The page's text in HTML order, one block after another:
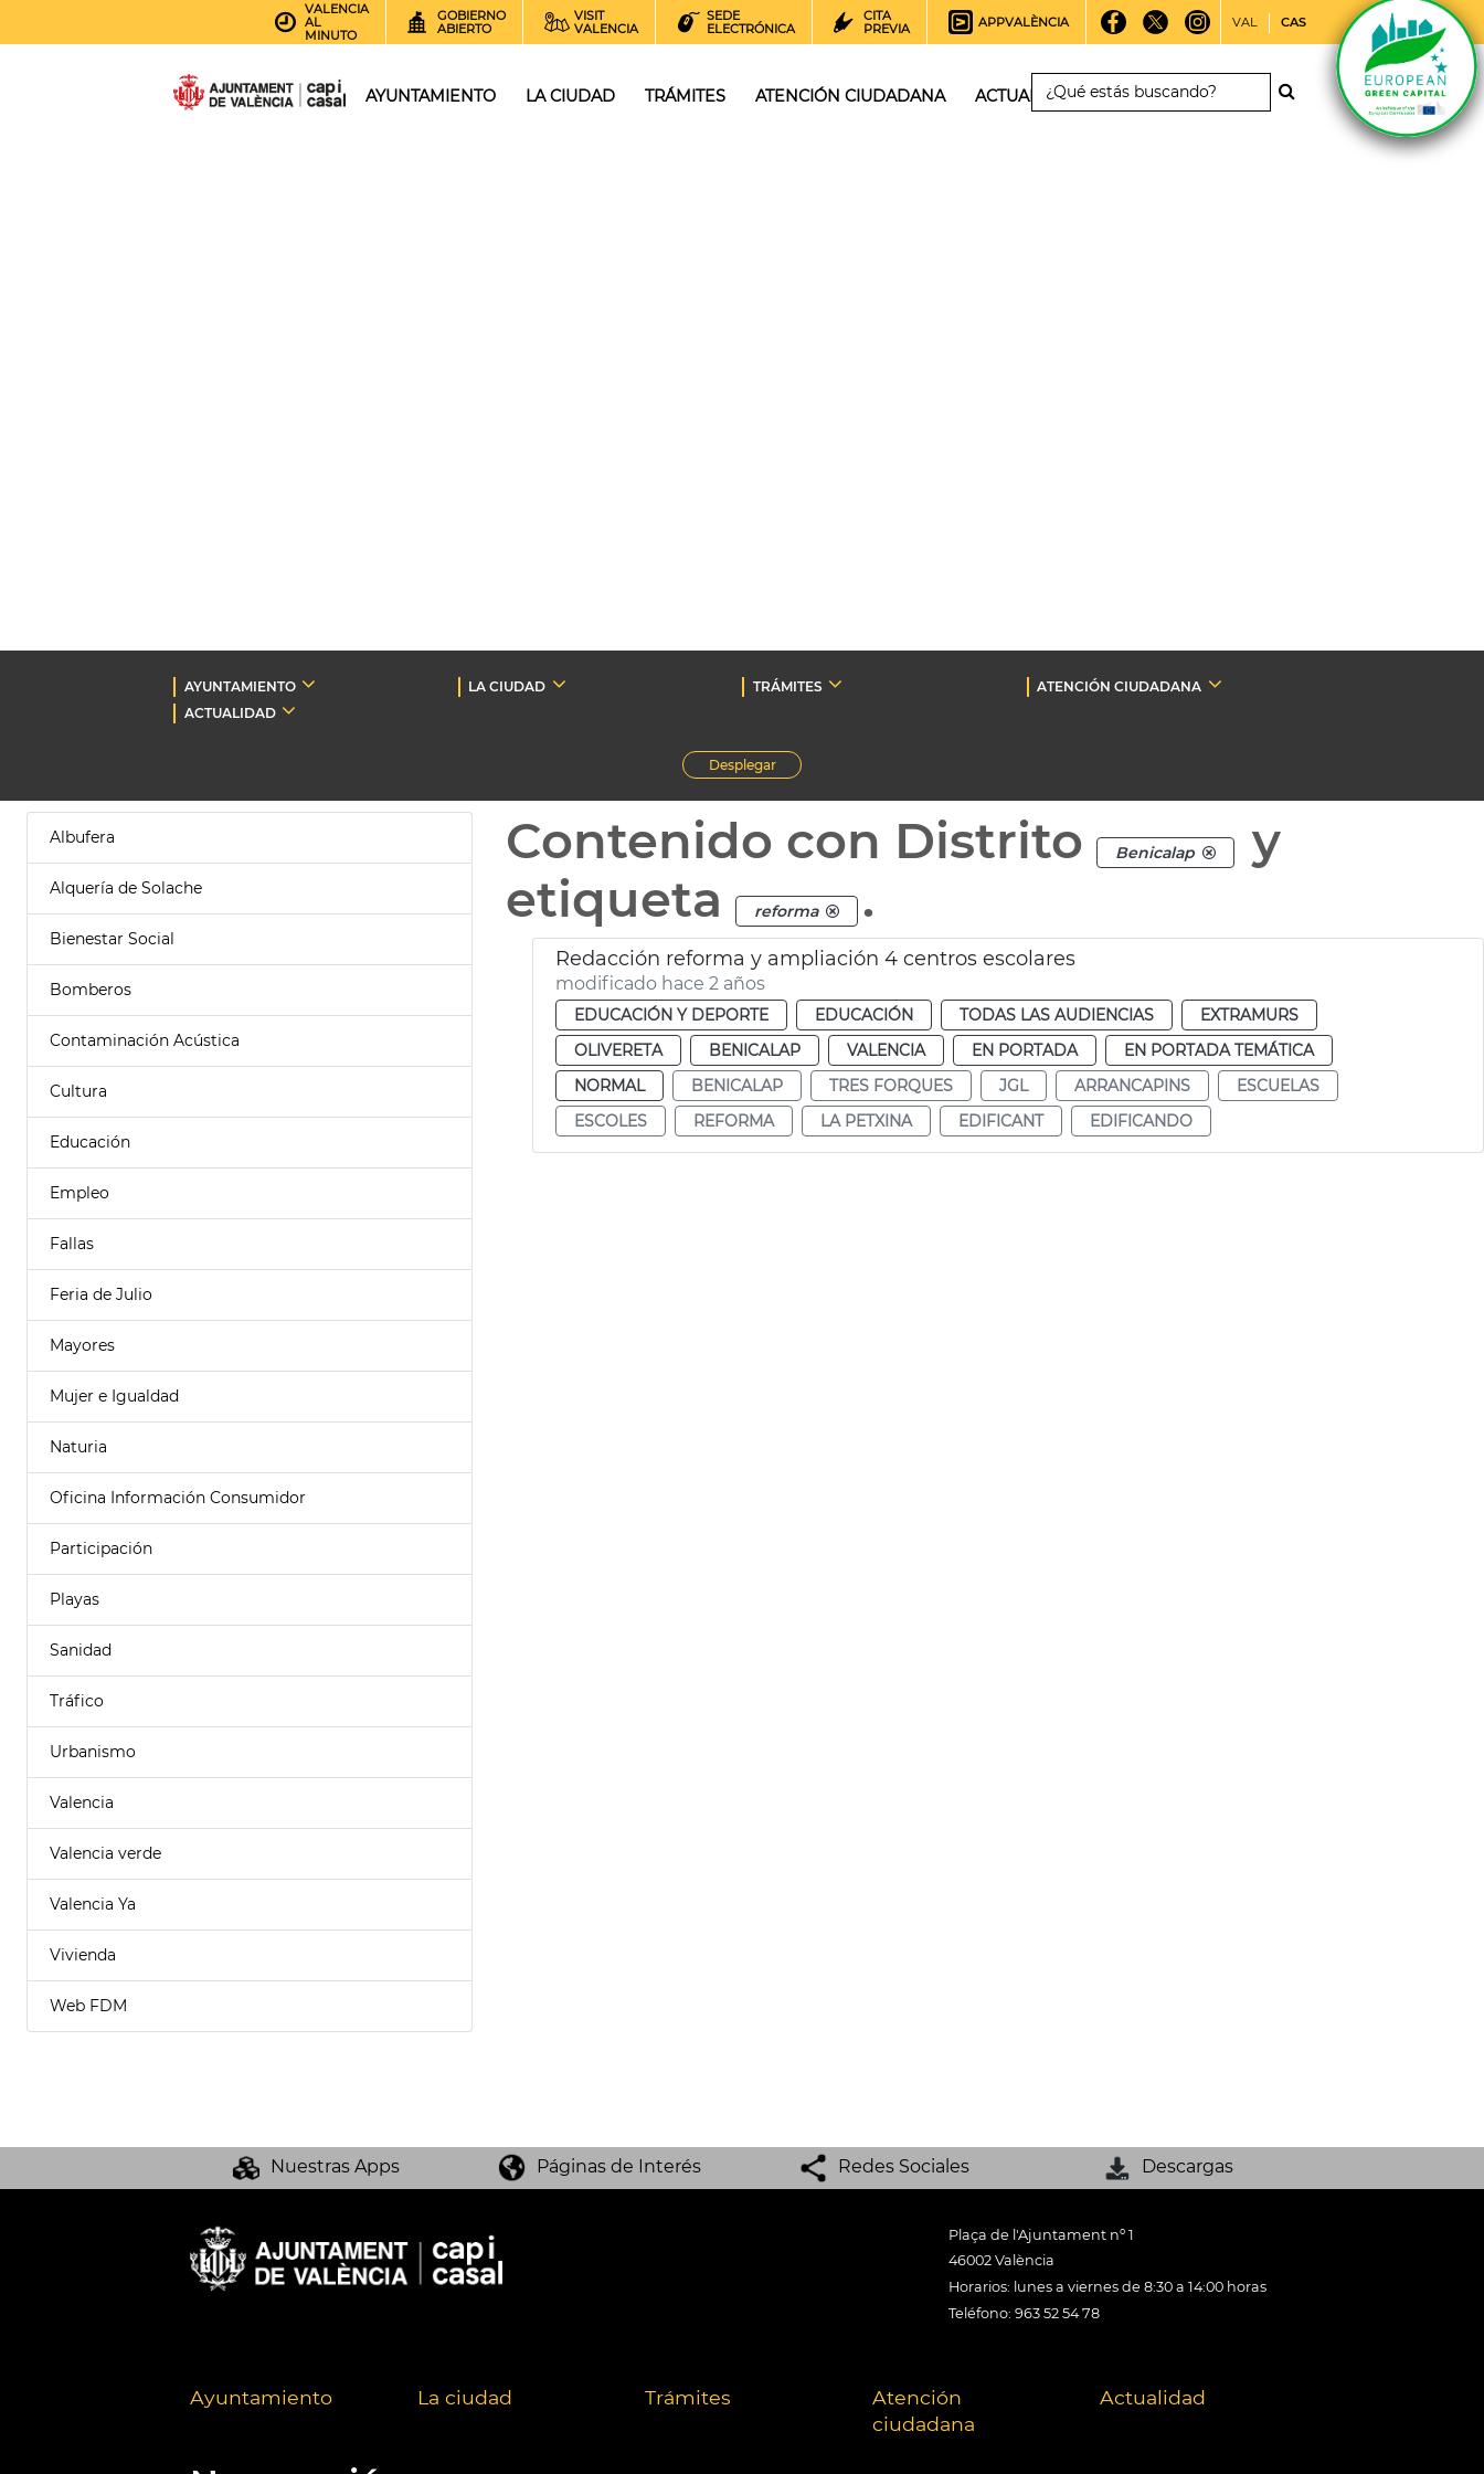
VALENCIA
AL
MINUTO
GOBIERNO
ABIERTO
VISIT
VALENCIA
SEDE
ELECTRÓNICA
CITA
PREVIA
APPVALÈNCIA VAL CAS
AYUNTAMIENTO LA CIUDAD TRÁMITES ATENCIÓN CIUDADANA ACTUALIDAD
AYUNTAMIENTO LA CIUDAD TRÁMITES
ATENCIÓN CIUDADANA
ACTUALIDAD
Desplegar
Albufera
Alquería de Solache
Bienestar Social
Bomberos
Contaminación Acústica
Cultura
Educación
Empleo
Fallas
Feria de Julio
Mayores
Mujer e Igualdad
Naturia
Oficina Información Consumidor
Participación
Playas
Sanidad
Tráfico
Urbanismo
Valencia
Valencia verde
Valencia Ya
Vivienda
Web FDM
Contenido con Distrito Benicalap
y
etiqueta
reforma .
Redacción reforma y ampliación 4 centros escolares
modificado hace 2 años
EDUCACIÓN Y DEPORTE EDUCACIÓN TODAS LAS AUDIENCIAS
EXTRAMURS
OLIVERETA
BENICALAP VALENCIA EN PORTADA
EN PORTADA TEMÁTICA
NORMAL
BENICALAP TRES FORQUES JGL ARRANCAPINS
ESCUELAS
ESCOLES
REFORMA LA PETXINA EDIFICANT EDIFICANDO
Nuestras Apps Páginas de Interés Redes Sociales Descargas
Plaça de l'Ajuntament nº 1
46002 València
Horarios: lunes a viernes de 8:30 a 14:00 horas
Teléfono: 963 52 54 78
Ayuntamiento La ciudad Trámites
Atención
ciudadana
Actualidad